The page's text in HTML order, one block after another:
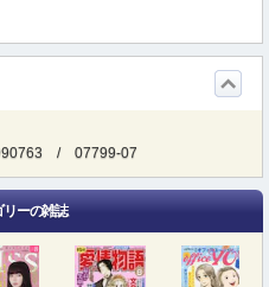
/07799-07
リーの雑誌